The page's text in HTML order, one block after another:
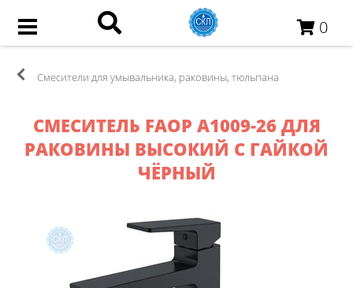
0
Смесители для умывальника, раковины, тюльпана
СМЕСИТЕЛЬ FAОP A1009-26 ДЛЯ
РАКОВИНЫ ВЫСОКИЙ С ГАЙКОЙ
ЧЁРНЫЙ